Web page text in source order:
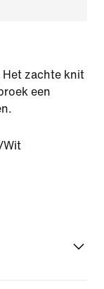
Het zachte knit
een
Wit